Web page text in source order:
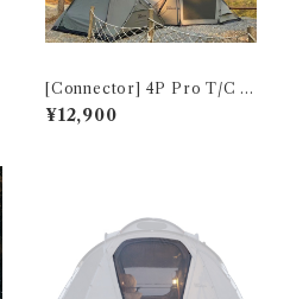
[Connector] 4P Pro T/C +
S450/S450 Pro Connector
( option )
¥12,900